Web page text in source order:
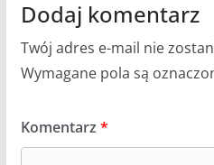
Dodaj komentarz
Twój adres e-mail nie
Wymagane pola są
Komentarz *